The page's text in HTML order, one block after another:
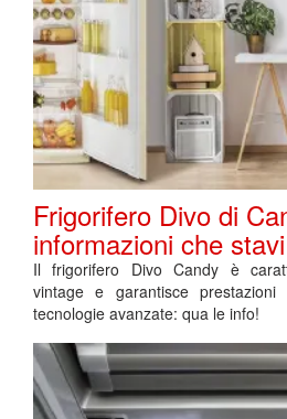
Frigorifero Divo di
informazioni che
Il frigorifero Divo Candy è
vintage e garantisce
tecnologie avanzate: qua le info!